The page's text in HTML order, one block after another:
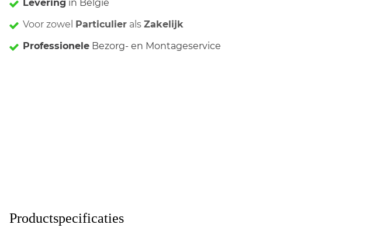
Levering in België
Voor zowel Particulier alsZakelijk
Professionele Bezorg- en Montageservice
Productspecificaties